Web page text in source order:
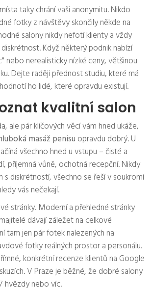
taky chrání vaši anonymitu. Nikdo
fotky z návštěvy skončily někde na
salony nikdy nefotí klienty a vždy
Když některý podnik nabízí
nebo nerealisticky nízké ceny, většinou
Dejte raději přednost studiu, které má
ho lidé, které opravdu existují.
kvalitní salon
ale pár klíčových věcí vám hned ukáže,
masáž penisu opravdu dobrý. U
všechno hned u vstupu – čisté a
příjemná vůně, ochotná recepční. Nikdy
s diskrétností, všechno se řeší v soukromí
vás nečekají.
stránky. Moderní a přehledné stránky
dávají záležet na celkové
tam jen pár fotek nalezených na
fotky reálných prostor a personálu.
konkrétní recenze klientů na Google
V Praze je běžné, že dobré salony
hvězdy nebo víc.